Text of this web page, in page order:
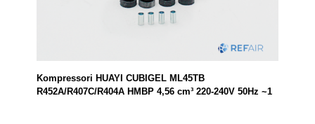
Kompressori HUAYI CUBIGEL ML45TB
R452A/R407C/R404A HMBP 4,56 cm³ 220-240V 50Hz ~1